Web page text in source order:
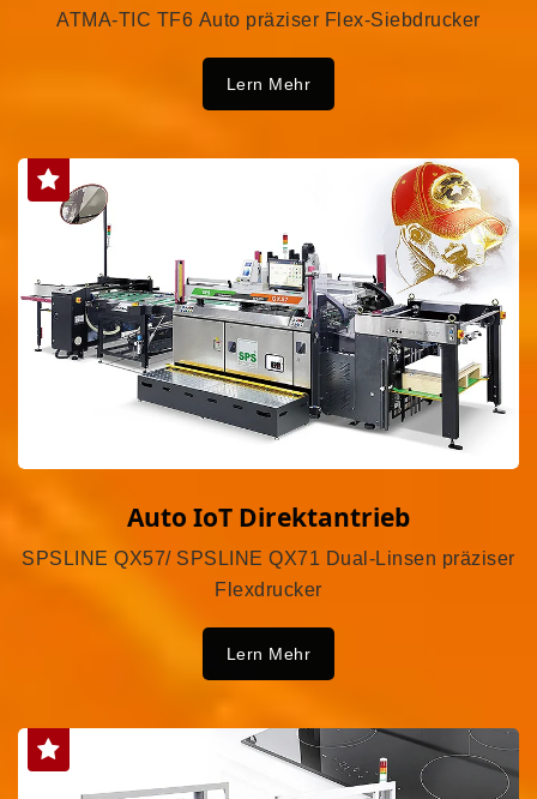
ATMA-TIC TF6 Auto präziser Flex-Siebdrucker
Lern Mehr
Auto IoT Direktantrieb
SPSLINE QX57/ SPSLINE QX71 Dual-Linsen präziser
Flexdrucker
Lern Mehr